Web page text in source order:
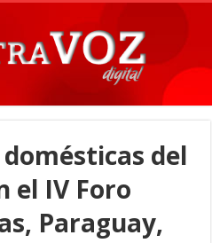
del
el IV Foro
Paraguay,